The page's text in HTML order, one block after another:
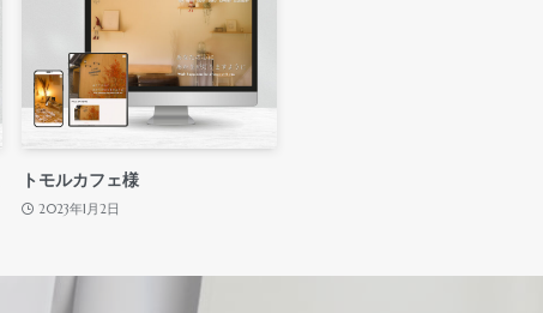
トモルカフェ様
2023年1月2日